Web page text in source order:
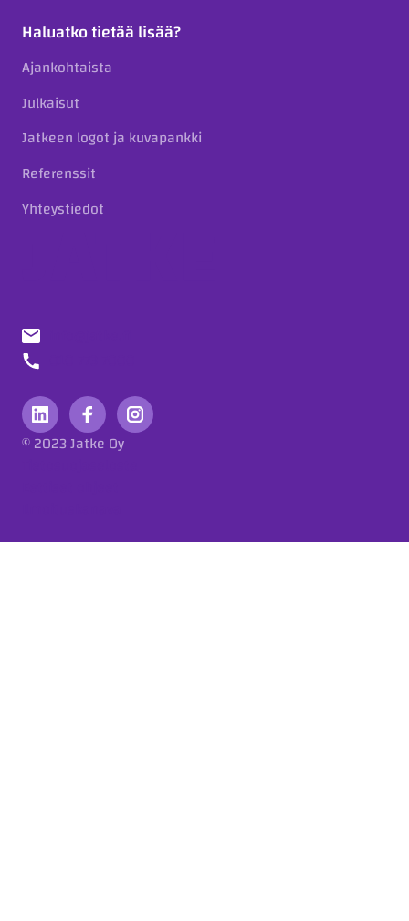
Haluatko tietää lisää?
Ajankohtaista
Julkaisut
Jatkeen logot ja kuvapankki
Referenssit
Yhteystiedot
© 2023 Jatke Oy